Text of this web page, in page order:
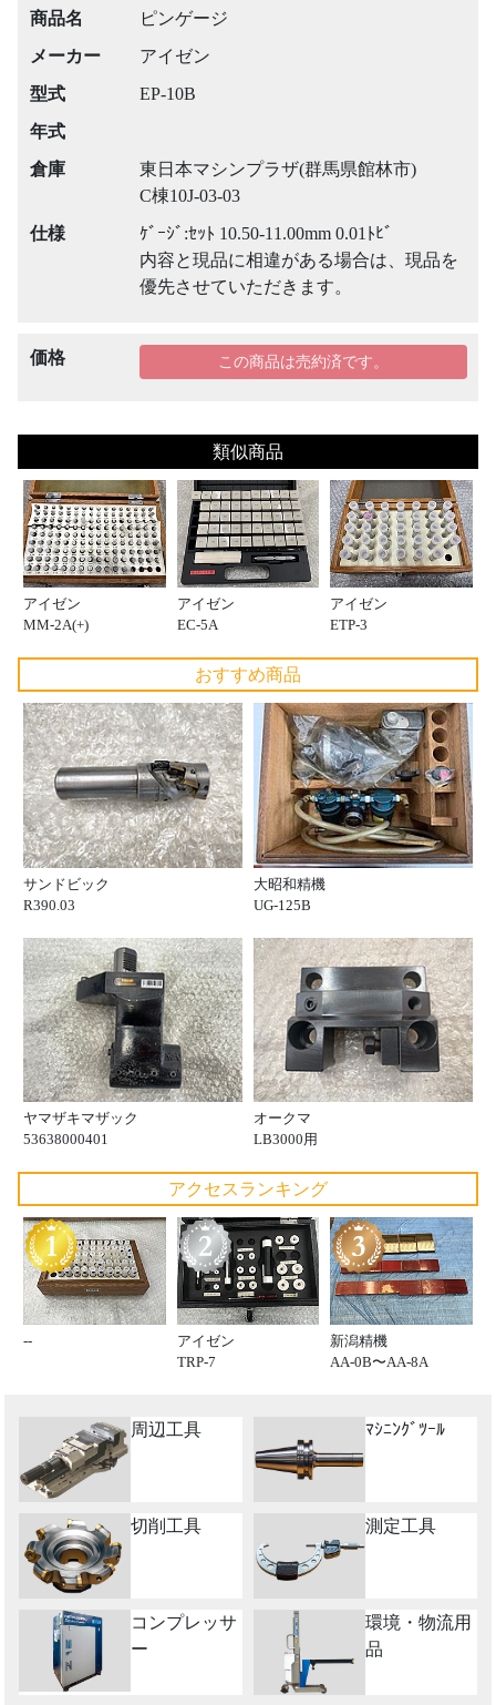
商品名
ピンゲージ
メーカー
アイゼン
型式
EP-10B
年式
倉庫
東日本マシンプラザ(群馬県館林市)
C棟10J-03-03
仕様
ｹﾞｰｼﾞ:ｾｯﾄ 10.50-11.00mm 0.01ﾄﾋﾞ
内容と現品に相違がある場合は、現品を
優先させていただきます。
価格 この商品は売約済です。
類似商品
アイゼン
MM-2A(+)
アイゼン
EC-5A
アイゼン
ETP-3
おすすめ商品
サンドビック
R390.03
大昭和精機
UG-125B
ヤマザキマザック
53638000401
オークマ
LB3000用
アクセスランキング
--
アイゼン
TRP-7
新潟精機
AA-0B〜AA-8A
周辺工具 ﾏｼﾆﾝｸﾞﾂｰﾙ
切削工具 測定工具
コンプレッサ
ー
環境・物流用
品